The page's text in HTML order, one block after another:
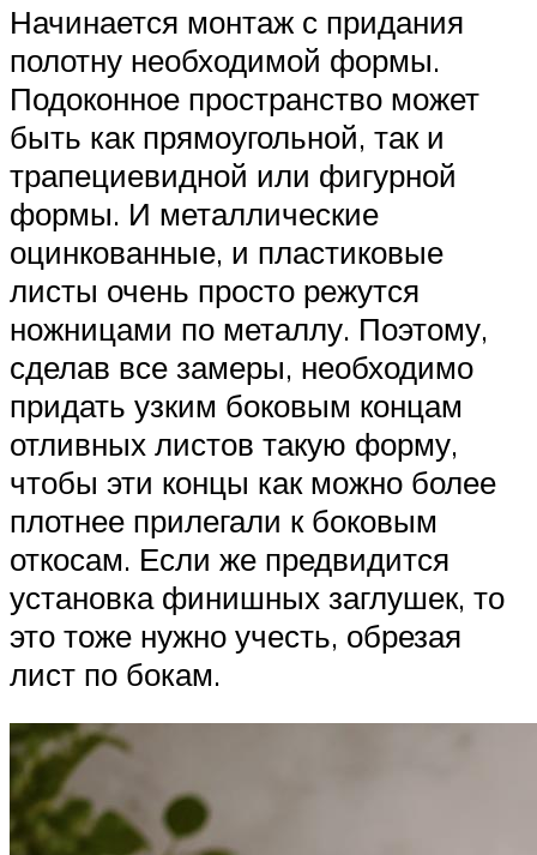
Начинается монтаж с придания
полотну необходимой формы.
Подоконное пространство может
быть как прямоугольной, так и
трапециевидной или фигурной
формы. И металлические
оцинкованные, и пластиковые
листы очень просто режутся
ножницами по металлу. Поэтому,
сделав все замеры, необходимо
придать узким боковым концам
отливных листов такую форму,
чтобы эти концы как можно более
плотнее прилегали к боковым
откосам. Если же предвидится
установка финишных заглушек, то
это тоже нужно учесть, обрезая
лист по бокам.